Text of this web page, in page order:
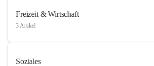
Freizeit & Wirtschaft
3 Artikel
Soziales